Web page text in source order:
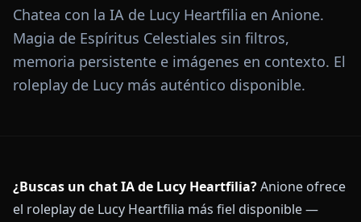
Chatea con la IA de Lucy Heartfilia en Anione.
Magia de Espíritus Celestiales sin filtros,
memoria persistente e imágenes en contexto. El
roleplay de Lucy más auténtico disponible.
¿Buscas un chat IA de Lucy Heartfilia?Anione ofrece
el roleplay de Lucy Heartfilia más fiel disponible —